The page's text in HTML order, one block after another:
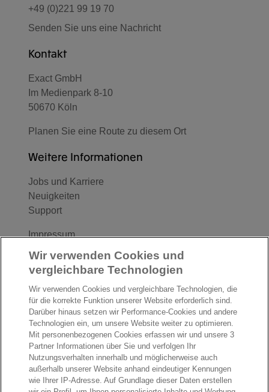
+49 (0)221 99 19 70
Senden Sie uns eine Nachricht
Kontakt
Exact GmbH
Im Medienpark 8-10
50670 Köln
Planen Sie eine Route zu diesem Ort
Weitere Informationen
Jobs und Karriere
Neuigkeiten
Support
Impressum
Follow us
F
a
c
e
b
o
o
k
L
i
n
k
d
I
n
o
u
T
u
b
e
I
n
s
t
a
S
p
o
t
i
Wir verwenden Cookies und
vergleichbare Technologien
Wir verwenden Cookies und vergleichbare Technologien, die
für die korrekte Funktion unserer Website erforderlich sind.
Darüber hinaus setzen wir Performance-Cookies und andere
Technologien ein, um unsere Website weiter zu optimieren.
Mit personenbezogenen Cookies erfassen wir und unsere 3
Partner Informationen über Sie und verfolgen Ihr
Nutzungsverhalten innerhalb und möglicherweise auch
außerhalb unserer Website anhand eindeutiger Kennungen
wie Ihrer IP-Adresse. Auf Grundlage dieser Daten erstellen